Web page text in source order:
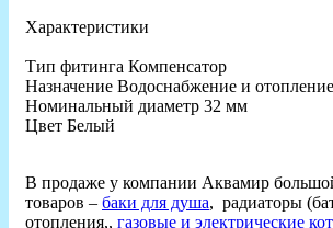
Характеристики
Тип фитинга Компенсатор
Назначение Водоснабжение и
Номинальный диаметр 32 мм
Цвет Белый
В продаже у компании Аквамир
товаров – баки для душа, радиаторы
отопления,, газовые и электрические